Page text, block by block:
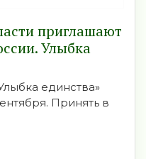
приглашают
Улыбка
единства»
Принять в